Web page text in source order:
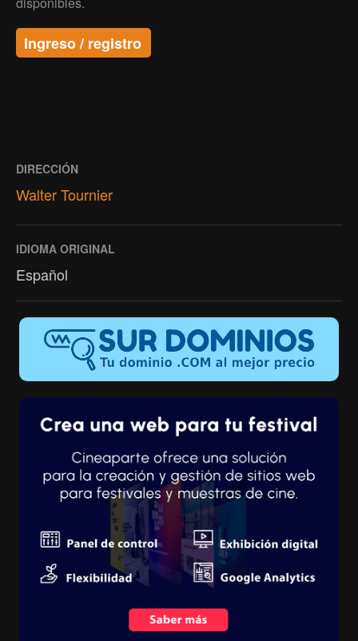
Ingreso / registro
DIRECCIÓN
Walter Tournier
IDIOMA ORIGINAL
Español